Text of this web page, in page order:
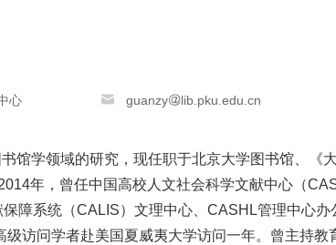
心 guanzy lib.pku.edu.cn
馆学领域的研究，现任职于北京大学图书馆、《
年，曾任中国高校人文社会科学文献中心（
保障系统（CALIS）文理中心、CASHL管理中心办
级访问学者赴美国夏威夷大学访问一年。曾主持教